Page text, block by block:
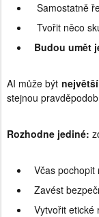
Samostatně
Tvořit něco
Budou umět
AI může být
stejnou
Rozhodne jediné:
Včas pochopit
Zavést
Vytvořit etické